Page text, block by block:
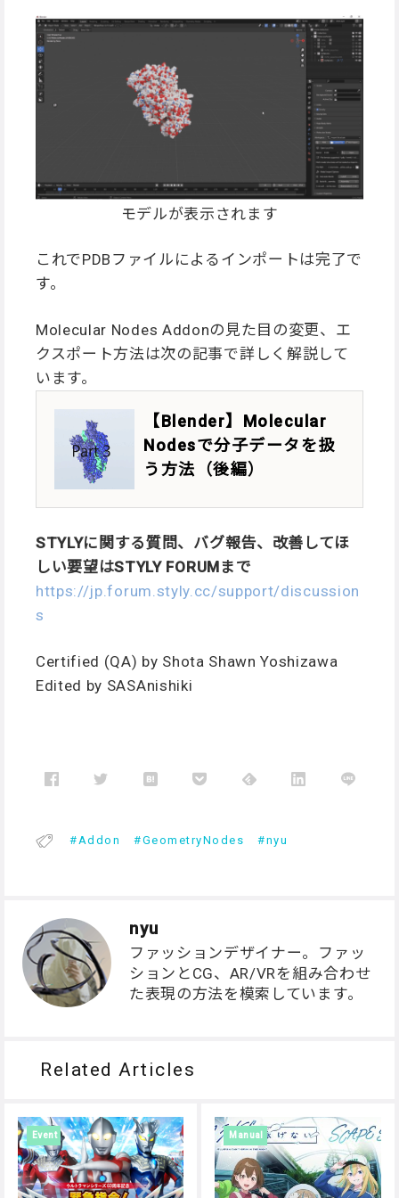
モデルが表示されます
これでPDBファイルによるインポートは完了で
す。
Molecular Nodes Addonの見た目の変更、エ
クスポート方法は次の記事で詳しく解説して
います。
【Blender】Molecular
Nodesで分子データを扱
う方法（後編）
STYLYに関する質問、バグ報告、改善してほ
しい要望はSTYLY FORUMまで
https://jp.forum.styly.cc/support/discussion
s
Certified (QA) by Shota Shawn Yoshizawa
Edited by SASAnishiki
Addon GeometryNodes nyu
nyu
ファッションデザイナー。ファッ
ションとCG、AR/VRを組み合わせ
た表現の方法を模索しています。
Related Articles
Event Manual